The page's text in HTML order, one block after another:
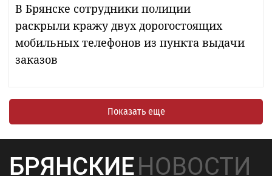
В Брянске сотрудники полиции
раскрыли кражу двух дорогостоящих
мобильных телефонов из пункта выдачи
заказов
Показать еще
БРЯНСКИЕНОВОСТИ